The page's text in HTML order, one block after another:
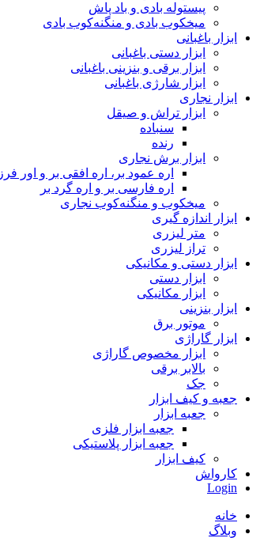
پیستوله بادی و باد پاش
میخکوب بادی و منگنه‌کوب بادی
ابزار باغبانی
ابزار دستی باغبانی
ابزار برقی و بنزینی باغبانی
ابزار شارژی باغبانی
ابزار نجاری
ابزار تراش و صیقل
سنباده
رنده
ابزار برش نجاری
اره عمود بر، اره افقی بر و اور فرز
اره فارسی بر و اره گرد بر
میخکوب و منگنه‌کوب نجاری
ابزار اندازه گیری
متر لیزری
تراز لیزری
ابزار دستی و مکانیکی
ابزار دستی
ابزار مکانیکی
ابزار بنزینی
موتور برق
ابزار گاراژی
ابزار مخصوص گاراژی
بالابر برقی
جک
جعبه و کیف ابزار
جعبه ابزار
جعبه ابزار فلزی
جعبه ابزار پلاستیکی
کیف ابزار
کارواش
Login
خانه
وبلاگ